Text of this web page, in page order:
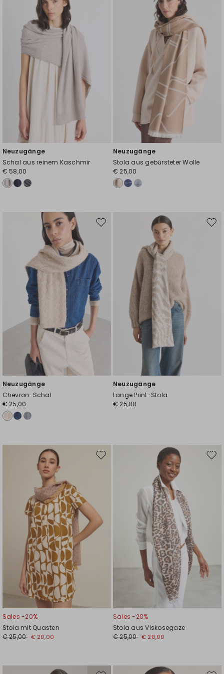
Neuzugänge
Schal aus reinem Kaschmir
€ 58,00
Neuzugänge
Stola aus gebürsteter Wolle
€ 25,00
Auf
Neuzugänge
Chevron-Schal
€ 25,00
Auf
Neuzugänge
Lange Print-Stola
€ 25,00
Auf
Sales -20%
Stola mit Quasten
€ 25,00 € 20,00
Auf
Sales -20%
Stola aus Viskosegaze
€ 25,00 € 20,00